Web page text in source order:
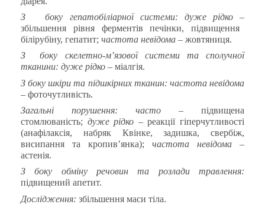
З
боку гепатобіліарної системи: дуже рідко –
збільшення рівня ферментів печінки, підвищення
білірубіну, гепатит; частота невідома – жовтяниця.
З
боку скелетно-м’язової системи та сполучної
тканини: дуже рідко – міалгія.
З боку шкіри та підшкірних тканин: частота невідома
– фоточутливість.
Загальні порушення: часто – підвищена
стомлюваність; дуже рідко – реакції гіперчутливості
(анафілаксія, набряк Квінке, задишка, свербіж,
висипання та кропив’янка); частота невідома –
астенія.
З боку обміну речовин та розлади травлення:
підвищений апетит.
Дослідження: збільшення маси тіла.